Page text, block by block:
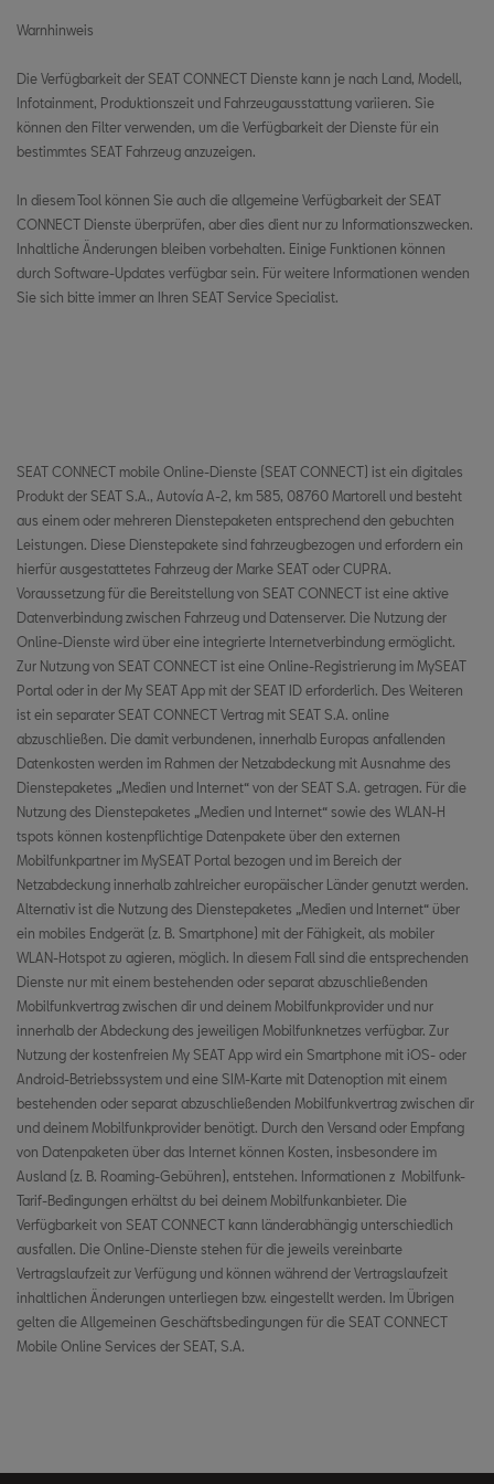
Schweiz
Zypern
Tschechien
Deutschland
Dänemark
Estland
Vereinigtes Königreich
Griechenland
Kroatien
Ungarn
Irland
Italien
Litauen
Luxemburg
Lettland
Montenegro
Nordmazedonien
Malta
Norwegen
Polen
Portugal
Rumänien
Serbien
Schweden
Slowenien
From production 10/2020
Leon Sportstourer
From production 10/2020
From production 36/2020
Warnhinweis
Die Verfügbarkeit der SEAT CONNECT Dienste kann je nach Land, Modell,
Infotainment, Produktionszeit und Fahrzeugausstattung variieren. Sie
können den Filter verwenden, um die Verfügbarkeit der Dienste für ein
bestimmtes SEAT Fahrzeug anzuzeigen.
In diesem Tool können Sie auch die allgemeine Verfügbarkeit der SEAT
CONNECT Dienste überprüfen, aber dies dient nur zu Informationszwecken.
Inhaltliche Änderungen bleiben vorbehalten. Einige Funktionen können
durch Software-Updates verfügbar sein. Für weitere Informationen wenden
Sie sich bitte immer an Ihren SEAT Service Specialist.
SEAT CONNECT mobile Online-Dienste (SEAT CONNECT) ist ein digitales
Produkt der SEAT S.A., Autovía A-2, km 585, 08760 Martorell und besteht
aus einem oder mehreren Dienstepaketen entsprechend den gebuchten
Leistungen. Diese Dienstepakete sind fahrzeugbezogen und erfordern ein
hierfür ausgestattetes Fahrzeug der Marke SEAT oder CUPRA.
Voraussetzung für die Bereitstellung von SEAT CONNECT ist eine aktive
Datenverbindung zwischen Fahrzeug und Datenserver. Die Nutzung der
Online-Dienste wird über eine integrierte Internetverbindung ermöglicht.
Zur Nutzung von SEAT CONNECT ist eine Online-Registrierung im MySEAT
Portal oder in der My SEAT App mit der SEAT ID erforderlich. Des Weiteren
ist ein separater SEAT CONNECT Vertrag mit SEAT S.A. online
abzuschließen. Die damit verbundenen, innerhalb Europas anfallenden
Datenkosten werden im Rahmen der Netzabdeckung mit Ausnahme des
Dienstepaketes „Medien und Internet“ von der SEAT S.A. getragen. Für die
Nutzung des Dienstepaketes „Medien und Internet“ sowie des WLAN-H
tspots können kostenpflichtige Datenpakete über den externen
Mobilfunkpartner im MySEAT Portal bezogen und im Bereich der
Netzabdeckung innerhalb zahlreicher europäischer Länder genutzt werden.
Alternativ ist die Nutzung des Dienstepaketes „Medien und Internet“ über
ein mobiles Endgerät (z. B. Smartphone) mit der Fähigkeit, als mobiler
WLAN-Hotspot zu agieren, möglich. In diesem Fall sind die entsprechenden
Dienste nur mit einem bestehenden oder separat abzuschließenden
Mobilfunkvertrag zwischen dir und deinem Mobilfunkprovider und nur
innerhalb der Abdeckung des jeweiligen Mobilfunknetzes verfügbar. Zur
Nutzung der kostenfreien My SEAT App wird ein Smartphone mit iOS- oder
Android-Betriebssystem und eine SIM-Karte mit Datenoption mit einem
bestehenden oder separat abzuschließenden Mobilfunkvertrag zwischen dir
und deinem Mobilfunkprovider benötigt. Durch den Versand oder Empfang
von Datenpaketen über das Internet können Kosten, insbesondere im
Ausland (z. B. Roaming-Gebühren), entstehen. Informationen z Mobilfunk-
Tarif-Bedingungen erhältst du bei deinem Mobilfunkanbieter. Die
Verfügbarkeit von SEAT CONNECT kann länderabhängig unterschiedlich
ausfallen. Die Online-Dienste stehen für die jeweils vereinbarte
Vertragslaufzeit zur Verfügung und können während der Vertragslaufzeit
inhaltlichen Änderungen unterliegen bzw. eingestellt werden. Im Übrigen
gelten die Allgemeinen Geschäftsbedingungen für die SEAT CONNECT
Mobile Online Services der SEAT, S.A.